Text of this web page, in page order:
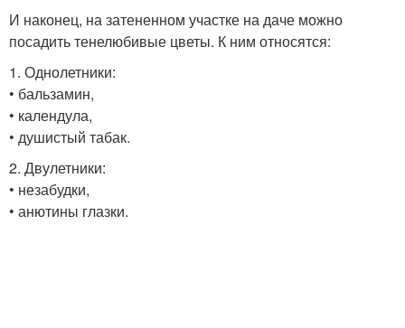
И наконец, на затененном участке на даче можно
посадить тенелюбивые цветы. К ним относятся:
1. Однолетники:
• бальзамин,
• календула,
• душистый табак.
2. Двулетники:
• незабудки,
• анютины глазки.